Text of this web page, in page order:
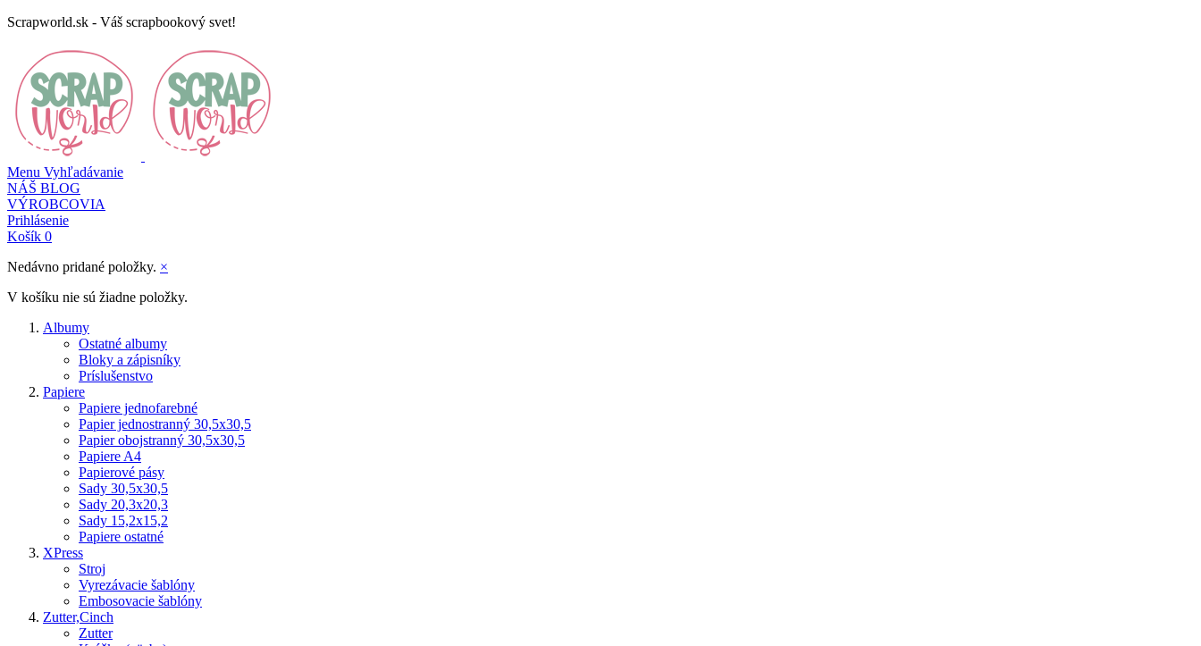
Scrapworld.sk - Váš scrapbookový svet!
Menu Vyhľadávanie
NÁŠ BLOG
VÝROBCOVIA
Prihlásenie
Košík 0
Nedávno pridané položky. ×
V košíku nie sú žiadne položky.
Albumy
Ostatné albumy
Bloky a zápisníky
Príslušenstvo
Papiere
Papiere jednofarebné
Papier jednostranný 30,5x30,5
Papier obojstranný 30,5x30,5
Papiere A4
Papierové pásy
Sady 30,5x30,5
Sady 20,3x20,3
Sady 15,2x15,2
Papiere ostatné
XPress
Stroj
Vyrezávacie šablóny
Embosovacie šablóny
Zutter,Cinch
Zutter